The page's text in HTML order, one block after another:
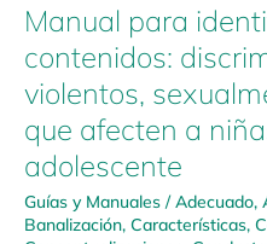
Manual para
contenidos:
violentos,
que afecten a
adolescente
Guías y Manuales /Adecuado,
Banalización, Características,